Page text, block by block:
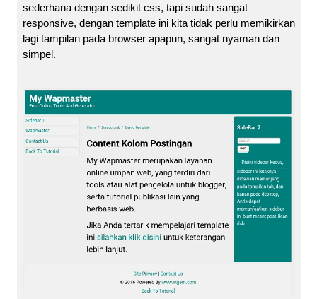
sederhana dengan sedikit css, tapi sudah sangat
responsive, dengan template ini kita tidak perlu memikirkan
lagi tampilan pada browser apapun, sangat nyaman dan
simpel.